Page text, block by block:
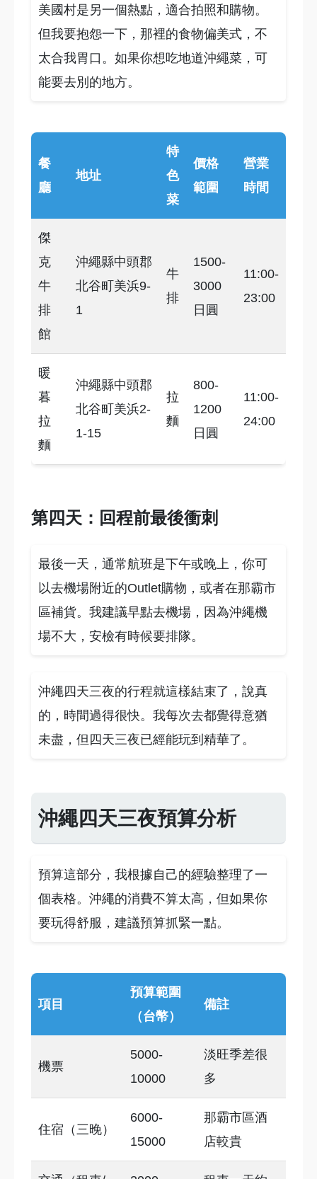
美國村是另一個熱點，適合拍照和購物。
但我要抱怨一下，那裡的食物偏美式，不
太合我胃口。如果你想吃地道沖繩菜，可
能要去別的地方。
餐
廳
地址
特
色
菜
價格
範圍
營業
時間
傑
克
牛
排
館
沖繩縣中頭郡
北谷町美浜9-
1
牛
排
1500-
3000
日圓
11:00-
23:00
暖
暮
拉
麵
沖繩縣中頭郡
北谷町美浜2-
1-15
拉
麵
800-
1200
日圓
11:00-
24:00
第四天：回程前最後衝刺
最後一天，通常航班是下午或晚上，你可
以去機場附近的Outlet購物，或者在那霸市
區補貨。我建議早點去機場，因為沖繩機
場不大，安檢有時候要排隊。
沖繩四天三夜的行程就這樣結束了，說真
的，時間過得很快。我每次去都覺得意猶
未盡，但四天三夜已經能玩到精華了。
沖繩四天三夜預算分析
預算這部分，我根據自己的經驗整理了一
個表格。沖繩的消費不算太高，但如果你
要玩得舒服，建議預算抓緊一點。
項目
預算範圍
（台幣）
備註
機票
5000-
10000
淡旺季差很
多
住宿（三晚）
6000-
15000
那霸市區酒
店較貴